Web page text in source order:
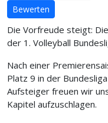
Die Vorfreude steigt:
der 1. Volleyball
Nach einer
Platz 9 in der
Aufsteiger freuen wir
Kapitel aufzuschlagen.